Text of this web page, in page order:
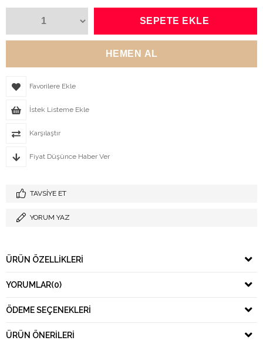
Favorilere Ekle
İstek Listeme Ekle
Karşılaştır
Fiyat Düşünce Haber Ver
TAVSIYE ET
YORUM YAZ
ÜRÜN ÖZELLIKLERI
YORUMLAR(0)
ÖDEME SEÇENEKLERI
ÜRÜN ÖNERILERI